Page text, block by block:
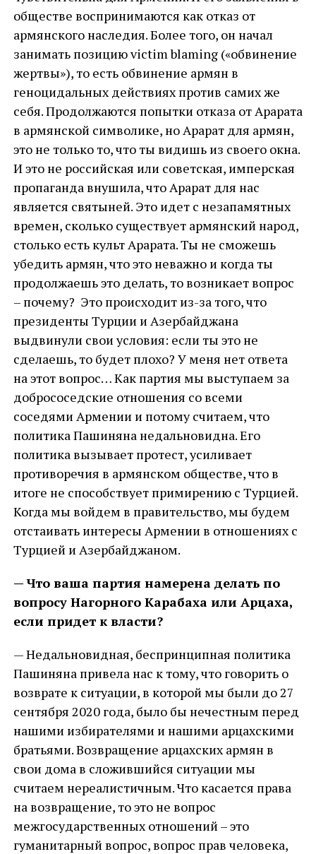
обществе воспринимаются как отказ от
армянского наследия. Более того, он начал
занимать позицию victim blaming («обвинение
жертвы»), то есть обвинение армян в
геноцидальных действиях против самих же
себя. Продолжаются попытки отказа от Арарата
в армянской символике, но Арарат для армян,
это не только то, что ты видишь из своего окна.
И это не российская или советская, имперская
пропаганда внушила, что Арарат для нас
является святыней. Это идет с незапамятных
времен, сколько существует армянский народ,
столько есть культ Арарата. Ты не сможешь
убедить армян, что это неважно и когда ты
продолжаешь это делать, то возникает вопрос
– почему? Это происходит из-за того, что
президенты Турции и Азербайджана
выдвинули свои условия: если ты это не
сделаешь, то будет плохо? У меня нет ответа
на этот вопрос… Как партия мы выступаем за
добрососедские отношения со всеми
соседями Армении и потому считаем, что
политика Пашиняна недальновидна. Его
политика вызывает протест, усиливает
противоречия в армянском обществе, что в
итоге не способствует примирению с Турцией.
Когда мы войдем в правительство, мы будем
отстаивать интересы Армении в отношениях с
Турцией и Азербайджаном.
— Что ваша партия намерена делать по
вопросу Нагорного Карабаха или Арцаха,
если придет к власти?
— Недальновидная, беспринципная политика
Пашиняна привела нас к тому, что говорить о
возврате к ситуации, в которой мы были до 27
сентября 2020 года, было бы нечестным перед
нашими избирателями и нашими арцахскими
братьями. Возвращение арцахских армян в
свои дома в сложившийся ситуации мы
считаем нереалистичным. Что касается права
на возвращение, то это не вопрос
межгосударственных отношений – это
гуманитарный вопрос, вопрос прав человека,